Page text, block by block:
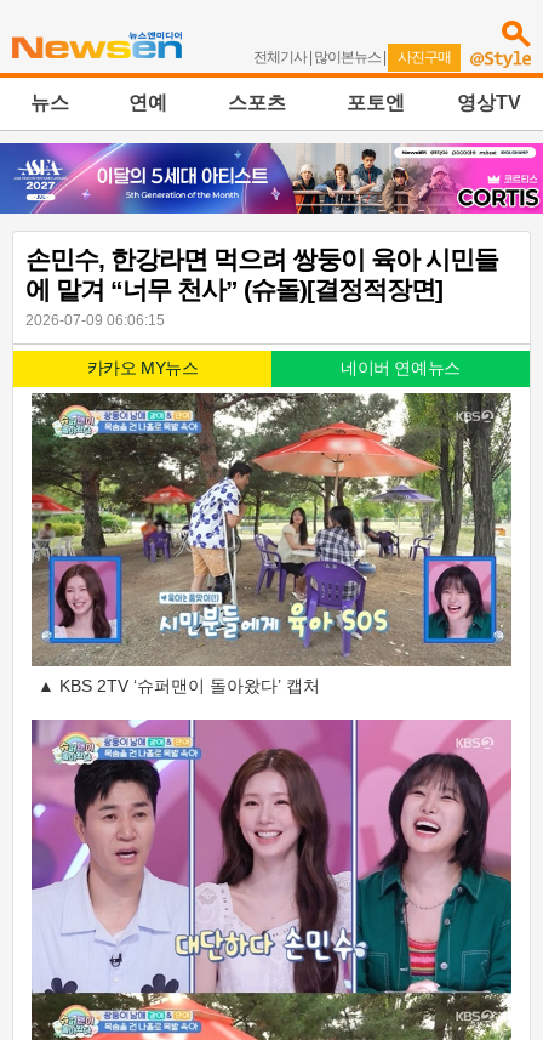
전체기사| 많이본뉴스 | 사진구매
뉴스 연예 스포츠 포토엔 영상TV
손민수, 한강라면 먹으려 쌍둥이 육아 시민들
에 맡겨 “너무 천사” (슈돌)[결정적장면]
2026-07-09 06:06:15
카카오 MY뉴스 네이버 연예뉴스
▲ KBS 2TV ‘슈퍼맨이 돌아왔다’ 캡처